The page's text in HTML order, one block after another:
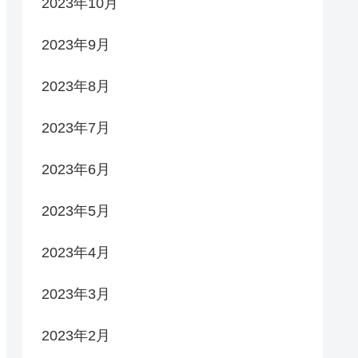
2023年9月
2023年8月
2023年7月
2023年6月
2023年5月
2023年4月
2023年3月
2023年2月